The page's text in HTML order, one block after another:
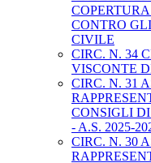
CONTRO
CIVILE
CIRC. N. 34
VISCONTE
CIRC. N. 31
CONSIGLI
- A.S. 2025-
CIRC. N. 30